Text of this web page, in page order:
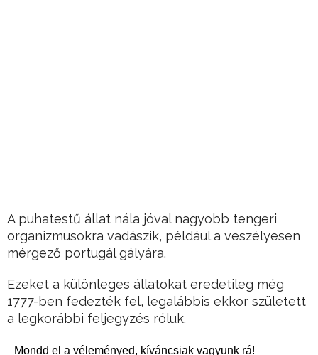
A puhatestű állat nála jóval nagyobb tengeri
organizmusokra vadászik, például a veszélyesen
mérgező portugál gályára.
Ezeket a különleges állatokat eredetileg még
1777-ben fedezték fel, legalábbis ekkor született
a legkorábbi feljegyzés róluk.
Mondd el a véleményed, kíváncsiak vagyunk rá!